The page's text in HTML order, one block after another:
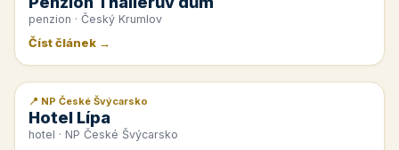
penzion · Český Krumlov
Číst článek →
📰 PR článek
📍 NP České Švýcarsko
Hotel Lípa
hotel · NP České Švýcarsko